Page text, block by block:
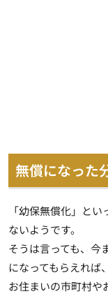
無償になった
「幼保無償化」と
ないようです。
そうは言っても、今
になってもらえれば
お住まいの市町村や